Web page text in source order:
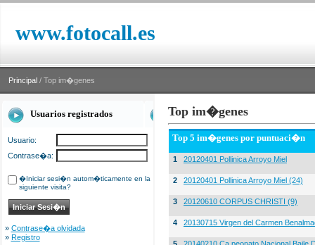
www.fotocall.es
Principal / Top im�genes
Usuarios registrados
Usuario:
Contrase�a:
�Iniciar sesi�n autom�ticamente en la
siguiente visita?
» Contrase�a olvidada
» Registro
Top im�genes
Top 5 im�genes por puntuaci�n
1 20120401 Pollinica Arroyo Miel
2 20120401 Pollinica Arroyo Miel (24)
3 20120610 CORPUS CHRISTI (9)
4 20130715 Virgen del Carmen